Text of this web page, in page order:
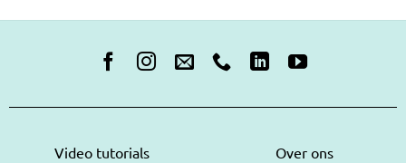
Video tutorials Over ons